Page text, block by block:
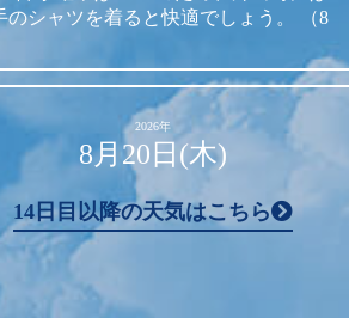
のシャツを着ると快適でしょう。
（8
2026年
8月20日(木)
14日目以降の天気はこちら